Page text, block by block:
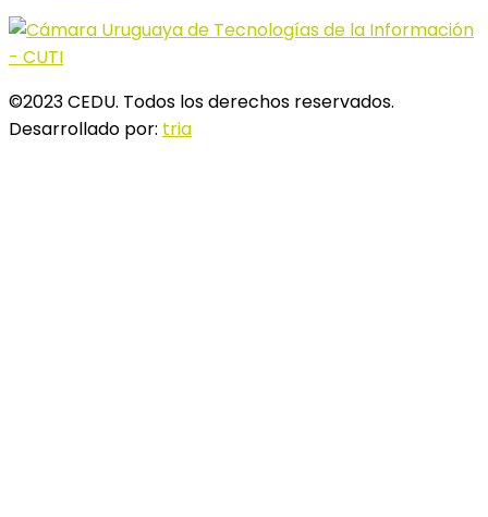
©2023 CEDU. Todos los derechos reservados.
Desarrollado por: tria